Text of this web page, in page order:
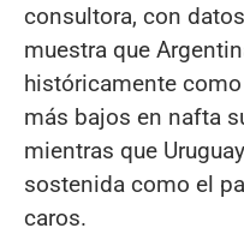
consultora, con
muestra que
históricamente
más bajos en nafta
mientras que
sostenida como el
caros.